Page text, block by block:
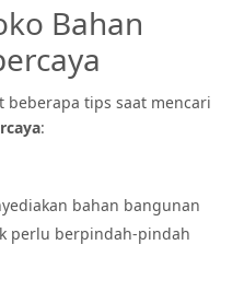
Bahan
tips saat mencari
:
bahan bangunan
perlu berpindah-pindah